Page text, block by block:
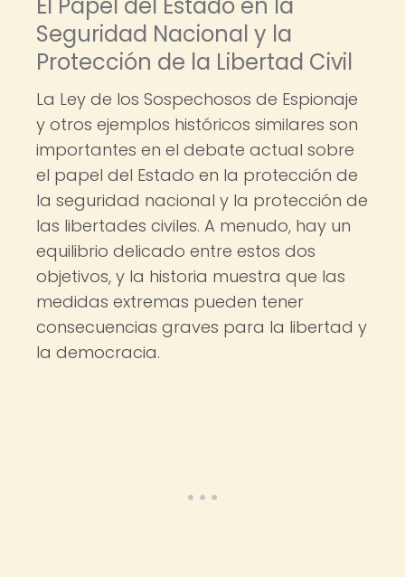
Seguridad Nacional y la
Protección de la Libertad Civil
La Ley de los Sospechosos de Espionaje
y otros ejemplos históricos similares son
importantes en el debate actual sobre
el papel del Estado en la protección de
la seguridad nacional y la protección de
las libertades civiles. A menudo, hay un
equilibrio delicado entre estos dos
objetivos, y la historia muestra que las
medidas extremas pueden tener
consecuencias graves para la libertad y
la democracia.